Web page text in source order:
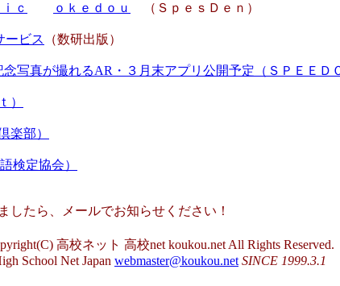
ｃ ｏｋｅｄｏｕ （ＳｐｅｓＤｅｎ）
ービス （数研出版）
写真が撮れるAR・３月末アプリ公開予定（ＳＰＥＥＤ
）
楽部）
定協会）
たら、メールでお知らせください！
高校ネット 高校net koukou.net All Rights Reserved.
School Net Japan webmaster@koukou.net SINCE 1999.3.1